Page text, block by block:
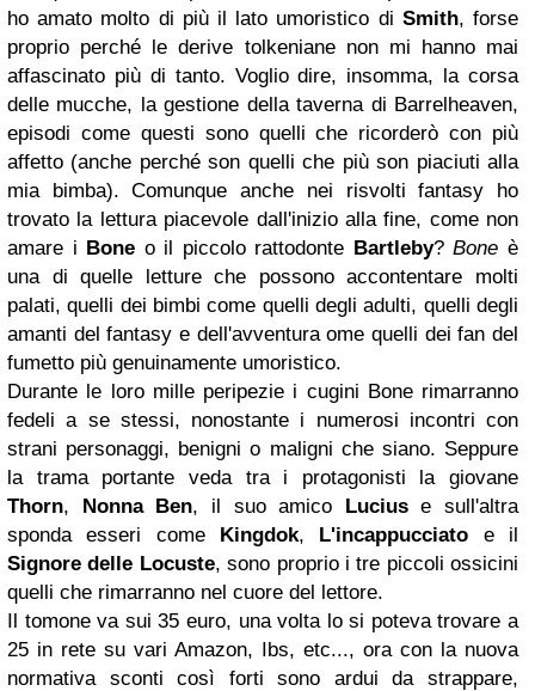
ho amato molto di più il lato umoristico di Smith, forse
proprio perché le derive tolkeniane non mi hanno mai
affascinato più di tanto. Voglio dire, insomma, la corsa
delle mucche, la gestione della taverna di Barrelheaven,
episodi come questi sono quelli che ricorderò con più
affetto (anche perché son quelli che più son piaciuti alla
mia bimba). Comunque anche nei risvolti fantasy ho
trovato la lettura piacevole dall'inizio alla fine, come non
amare i Bone o il piccolo rattodonte Bartleby?Bone è
una di quelle letture che possono accontentare molti
palati, quelli dei bimbi come quelli degli adulti, quelli degli
amanti del fantasy e dell'avventura ome quelli dei fan del
fumetto più genuinamente umoristico.
Durante le loro mille peripezie i cugini Bone rimarranno
fedeli a se stessi, nonostante i numerosi incontri con
strani personaggi, benigni o maligni che siano. Seppure
la trama portante veda tra i protagonisti la giovane
Thorn, Nonna Ben, il suo amico Luciuse sull'altra
sponda esseri come Kingdok, L'incappucciato e il
Signore delle Locuste, sono proprio i tre piccoli ossicini
quelli che rimarranno nel cuore del lettore.
Il tomone va sui 35 euro, una volta lo si poteva trovare a
25 in rete su vari Amazon, Ibs, etc..., ora con la nuova
normativa sconti così forti sono ardui da strappare,